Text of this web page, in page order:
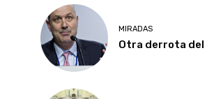
MIRADAS
Otra derrota del